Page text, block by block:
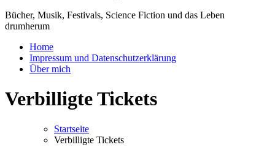
Bücher, Musik, Festivals, Science Fiction und das Leben
drumherum
Home
Impressum und Datenschutzerklärung
Über mich
Verbilligte Tickets
Startseite
Verbilligte Tickets